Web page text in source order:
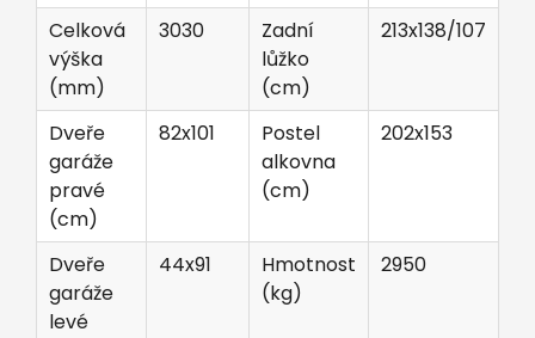
Celková
výška
(mm)
3030
Zadní
lůžko
(cm)
213x138/107
Dveře
garáže
pravé
(cm)
82x101
Postel
alkovna
(cm)
202x153
Dveře
garáže
levé
44x91
Hmotnost
(kg)
2950